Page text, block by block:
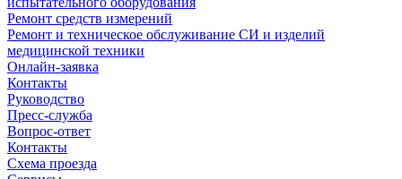
Ремонт средств измерений
Ремонт и техническое обслуживание СИ и изделий
медицинской техники
Онлайн-заявка
Контакты
Руководство
Пресс-служба
Вопрос-ответ
Контакты
Схема проезда